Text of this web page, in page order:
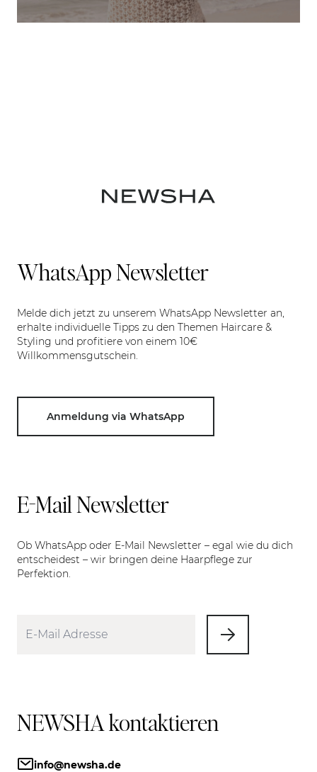
WhatsApp Newsletter
Melde dich jetzt zu unserem WhatsApp Newsletter an,
erhalte individuelle Tipps zu den Themen Haircare &
Styling und profitiere von einem 10€
Willkommensgutschein.
Anmeldung via WhatsApp
E-Mail Newsletter
Ob WhatsApp oder E-Mail Newsletter – egal wie du dich
entscheidest – wir bringen deine Haarpflege zur
Perfektion.
NEWSHA kontaktieren
info@newsha.de